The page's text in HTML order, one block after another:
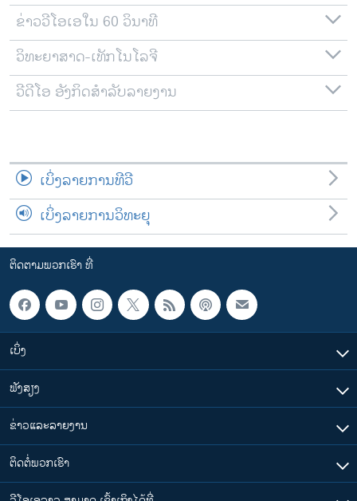
ພາສາຕ່າງໆ
ຂ່າວວີໂອເອໃນ 60 ວິນາທີ
ວິທະຍາສາດ-ເທັກໂນໂລຈີ
ວີດີໂອ ອັງກິດສຳລັບລາຍງານ
ເບິ່ງລາຍການທີວີ
ເບິ່ງລາຍການວິທະຍຸ
ຕິດຕາມພວກເຮົາ ທີ່
ເບິ່ງ
ຟັງສຽງ
ຂ່າວແລະລາຍງານ
ຕິດຕໍ່ພວກເຮົາ